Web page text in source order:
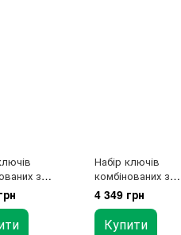
з
8-19мм +
TOPTUL
Набір ключів
комбінованих з
тріскачкою 8-
10од. на холдері
TOPTUL
4 349 грн
Купити